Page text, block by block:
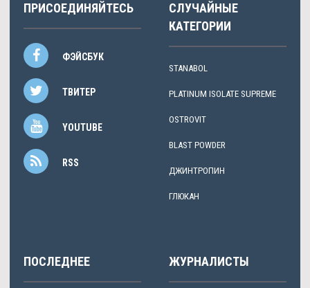
ПРИСОЕДИНЯЙТЕСЬ
ФЭЙСБУК
ТВИТЕР
YOUTUBE
RSS
СЛУЧАЙНЫЕ
КАТЕГОРИИ
STANABOL
PLATINUM ISOLATE SUPREME
OSTROVIT
BLAST POWDER
ДЖИНТРОПИН
ГЛЮКАН
ПОСЛЕДНЕЕ ЖУРНАЛИСТЫ